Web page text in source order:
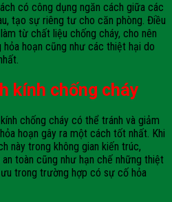
có công dụng ngăn cách giữa các
tạo sự riêng tư cho căn phòng. Điều
từ chất liệu chống cháy, cho nên
hoạn cũng như các thiệt hại do
kính chống cháy
chống cháy có thể tránh và giảm
hoạn gây ra một cách tốt nhất. Khi
này trong không gian kiến trúc,
toàn cũng như hạn chế những thiệt
trong trường hợp có sự cố hỏa